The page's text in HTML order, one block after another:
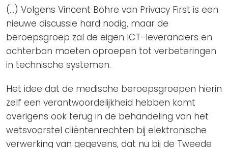
(…) Volgens Vincent Böhre van Privacy First is een
nieuwe discussie hard nodig, maar de
beroepsgroep zal de eigen ICT-leveranciers en
achterban moeten oproepen tot verbeteringen
in technische systemen.
Het idee dat de medische beroepsgroepen hierin
zelf een verantwoordelijkheid hebben komt
overigens ook terug in de behandeling van het
wetsvoorstel cliëntenrechten bij elektronische
verwerking van gegevens, dat nu bij de Tweede